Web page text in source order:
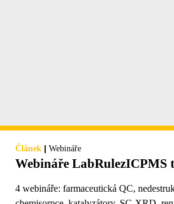
Článek | Webináře
Webináře LabRulezICPMS
4 webináře: farmaceutická QC,